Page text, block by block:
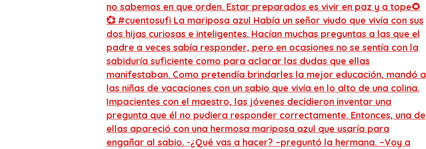
no sabemos en que orden. Estar preparados es vivir en paz y a tope🌻
💞 #cuentosufi La mariposa azul Había un señor viudo que vivía con sus
dos hijas curiosas e inteligentes. Hacían muchas preguntas a las que el
padre a veces sabía responder, pero en ocasiones no se sentía con la
sabiduría suficiente como para aclarar las dudas que ellas
manifestaban. Como pretendía brindarles la mejor educación, mandó a
las niñas de vacaciones con un sabio que vivía en lo alto de una colina.
Impacientes con el maestro, las jóvenes decidieron inventar una
pregunta que él no pudiera responder correctamente. Entonces, una de
ellas apareció con una hermosa mariposa azul que usaría para
engañar al sabio. -¿Qué vas a hacer? –preguntó la hermana. –Voy a